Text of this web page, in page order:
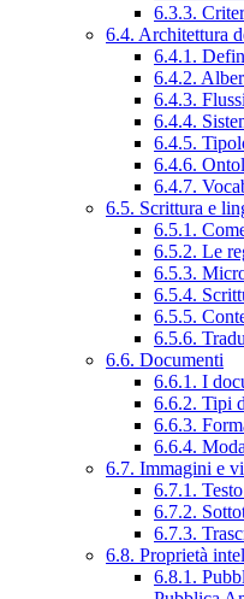
6.3.3.
6.4. Architettura
6.4.1.
6.4.2.
6.4.3.
6.4.4.
6.4.5.
6.4.6.
6.4.7.
6.5. Scrittura e
6.5.1.
6.5.2. Le
6.5.3.
6.5.4.
6.5.5.
6.5.6.
6.6. Documenti
6.6.1. I
6.6.2. Tipi
6.6.3.
6.6.4.
6.7. Immagini e
6.7.1.
6.7.2.
6.7.3.
6.8. Proprietà
6.8.1.